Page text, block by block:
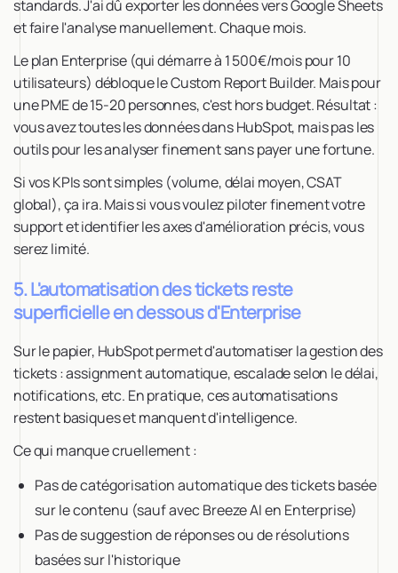
standards. J'ai dû exporter les données vers Google Sheets
et faire l'analyse manuellement. Chaque mois.
Le plan Enterprise (qui démarre à 1 500€/mois pour 10
utilisateurs) débloque le Custom Report Builder. Mais pour
une PME de 15-20 personnes, c'est hors budget. Résultat :
vous avez toutes les données dans HubSpot, mais pas les
outils pour les analyser finement sans payer une fortune.
Si vos KPIs sont simples (volume, délai moyen, CSAT
global), ça ira. Mais si vous voulez piloter finement votre
support et identifier les axes d'amélioration précis, vous
serez limité.
5. L'automatisation des tickets reste
superficielle en dessous d'Enterprise
Sur le papier, HubSpot permet d'automatiser la gestion des
tickets : assignment automatique, escalade selon le délai,
notifications, etc. En pratique, ces automatisations
restent basiques et manquent d'intelligence.
Ce qui manque cruellement :
Pas de catégorisation automatique des tickets basée
sur le contenu (sauf avec Breeze AI en Enterprise)
Pas de suggestion de réponses ou de résolutions
basées sur l'historique